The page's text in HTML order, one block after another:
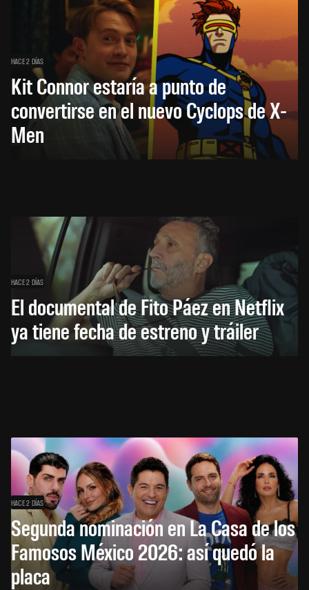
HACE 2 DÍAS
Kit Connor estaría a punto de
convertirse en el nuevo Cyclops de X-
Men
HACE 2 DÍAS
El documental de Fito Páez en Netflix
ya tiene fecha de estreno y tráiler
HACE 2 DÍAS
Segunda nominación en La Casa de los
Famosos México 2026: así quedó la
placa